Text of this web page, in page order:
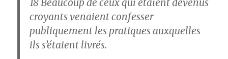
18Beaucoup de ceux qui étaient devenus
croyants venaient confesser
publiquement les pratiques auxquelles
ils s’étaient livrés.